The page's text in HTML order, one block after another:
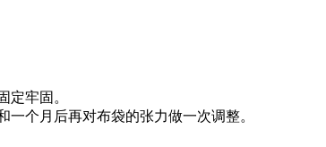
定牢固。
个月后再对布袋的张力做一次调整。